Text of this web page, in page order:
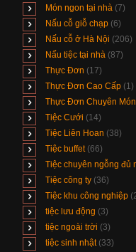
Món ngon tại nhà (7)
Nấu cỗ giỗ chạp (6)
Nấu cỗ ở Hà Nội (206)
Nấu tiệc tại nhà (87)
Thực Đơn (17)
Thực Đơn Cao Cấp (1)
Thực Đơn Chuyên Món
Tiệc Cưới (14)
Tiệc Liên Hoan (38)
Tiệc buffet (66)
Tiệc chuyên ngỗng đủ
Tiệc công ty (36)
Tiệc khu công nghiệp
tiệc lưu động (3)
tiệc ngoài trời (3)
tiệc sinh nhật (33)